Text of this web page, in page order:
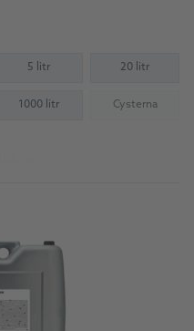
5 litr 20 litr
1000 litr Cysterna
(Not